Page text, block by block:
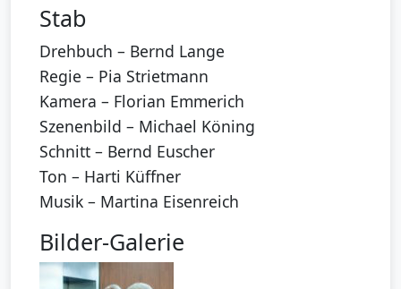
Stab
Drehbuch – Bernd Lange
Regie – Pia Strietmann
Kamera – Florian Emmerich
Szenenbild – Michael Köning
Schnitt – Bernd Euscher
Ton – Harti Küffner
Musik – Martina Eisenreich
Bilder-Galerie